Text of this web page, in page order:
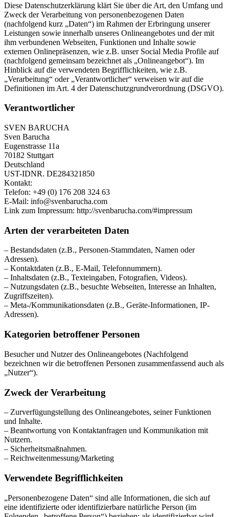
Diese Datenschutzerklärung klärt Sie über die Art, den Umfang und
Zweck der Verarbeitung von personenbezogenen Daten
(nachfolgend kurz „Daten“) im Rahmen der Erbringung unserer
Leistungen sowie innerhalb unseres Onlineangebotes und der mit
ihm verbundenen Webseiten, Funktionen und Inhalte sowie
externen Onlinepräsenzen, wie z.B. unser Social Media Profile auf
(nachfolgend gemeinsam bezeichnet als „Onlineangebot“). Im
Hinblick auf die verwendeten Begrifflichkeiten, wie z.B.
„Verarbeitung“ oder „Verantwortlicher“ verweisen wir auf die
Definitionen im Art. 4 der Datenschutzgrundverordnung (DSGVO).
Verantwortlicher
SVEN BARUCHA
Sven Barucha
Eugenstrasse 11a
70182 Stuttgart
Deutschland
UST-IDNR. DE284321850
Kontakt:
Telefon: +49 (0) 176 208 324 63
E-Mail: info@svenbarucha.com
Link zum Impressum: http://svenbarucha.com/#impressum
Arten der verarbeiteten Daten
– Bestandsdaten (z.B., Personen-Stammdaten, Namen oder
Adressen).
– Kontaktdaten (z.B., E-Mail, Telefonnummern).
– Inhaltsdaten (z.B., Texteingaben, Fotografien, Videos).
– Nutzungsdaten (z.B., besuchte Webseiten, Interesse an Inhalten,
Zugriffszeiten).
– Meta-/Kommunikationsdaten (z.B., Geräte-Informationen, IP-
Adressen).
Kategorien betroffener Personen
Besucher und Nutzer des Onlineangebotes (Nachfolgend
bezeichnen wir die betroffenen Personen zusammenfassend auch als
„Nutzer“).
Zweck der Verarbeitung
– Zurverfügungstellung des Onlineangebotes, seiner Funktionen
und Inhalte.
– Beantwortung von Kontaktanfragen und Kommunikation mit
Nutzern.
– Sicherheitsmaßnahmen.
– Reichweitenmessung/Marketing
Verwendete Begrifflichkeiten
„Personenbezogene Daten“ sind alle Informationen, die sich auf
eine identifizierte oder identifizierbare natürliche Person (im